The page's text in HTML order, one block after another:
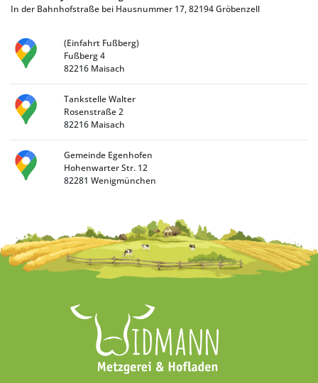
In der Bahnhofstraße bei Hausnummer 17, 82194 Gröbenzell
(Einfahrt Fußberg)
Fußberg 4
82216 Maisach
Tankstelle Walter
Rosenstraße 2
82216 Maisach
Gemeinde Egenhofen
Hohenwarter Str. 12
82281 Wenigmünchen